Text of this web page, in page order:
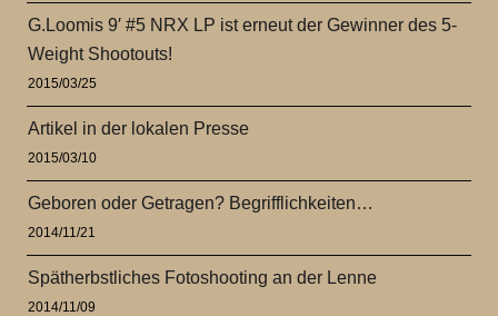
G.Loomis 9′ #5 NRX LP ist erneut der Gewinner des 5-
Weight Shootouts!
2015/03/25
Artikel in der lokalen Presse
2015/03/10
Geboren oder Getragen? Begrifflichkeiten…
2014/11/21
Spätherbstliches Fotoshooting an der Lenne
2014/11/09